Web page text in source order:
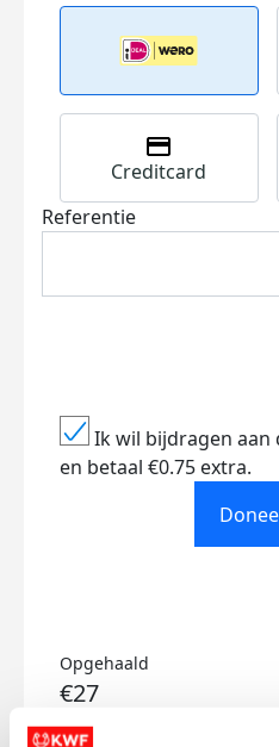
Creditcard
Referentie
Ik wil bijdragen aan
en betaal €0.75 extra.
Opgehaald
€27